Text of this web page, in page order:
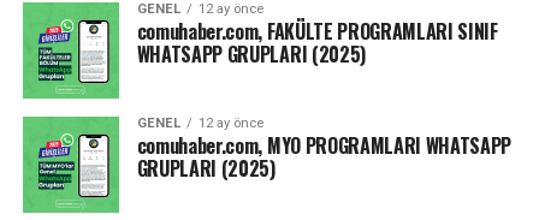
Kaynak: ensonhaber.com
Facebook
Mastodon
EmailShare
GENEL 12 ay önce
comuhaber.com, FAKÜLTE PROGRAMLARI SINIF
WHATSAPP GRUPLARI (2025)
GENEL 12 ay önce
comuhaber.com, MYO PROGRAMLARI WHATSAPP
GRUPLARI (2025)